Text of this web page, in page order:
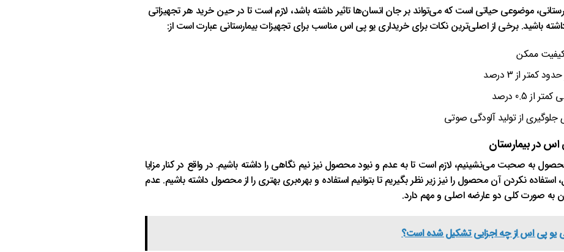
موضوعی حیاتی است که می‌تواند بر جان انسان‌ها تاثیر داشته باشد، لازم است تا در حین خرید هر تجهیزاتی
داشته باشید. برخی از اصلی‌ترین نکات برای خریداری یو پی اس مناسب برای تجهیزات بیمارستانی عبارت است از:
کیفیت ممکن
کمتر از 3 درصد
0.5 درصد
جلوگیری از تولید آلودگی صوتی
اس در بیمارستان
به صحبت می‌نشینیم، لازم است تا به عدم و نبود محصول نیز نیم نگاهی را داشته باشیم. در واقع در کنار مزایا
نکردن آن محصول را نیز زیر نظر بگیریم تا بتوانیم استفاده و بهره‌بری بهتری را از محصول داشته باشیم. عدم
به صورت کلی دو عارضه اصلی و مهم دارد.
یو‌ پی‌ اس از چه اجزایی تشکیل شده است؟